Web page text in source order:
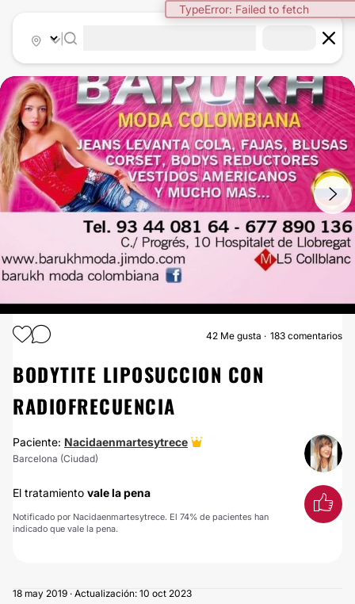
LIPOSUCCIÓN
42 Me gusta 183 comentarios
BODYTITE LIPOSUCCION CON
RADIOFRECUENCIA
Paciente: Nacidaenmartesytrece
Barcelona (Ciudad)
El tratamiento vale la pena
Notificado por Nacidaenmartesytrece. El 74% de pacientes han
indicado que vale la pena.
18 may 2019 · Actualización: 10 oct 2023